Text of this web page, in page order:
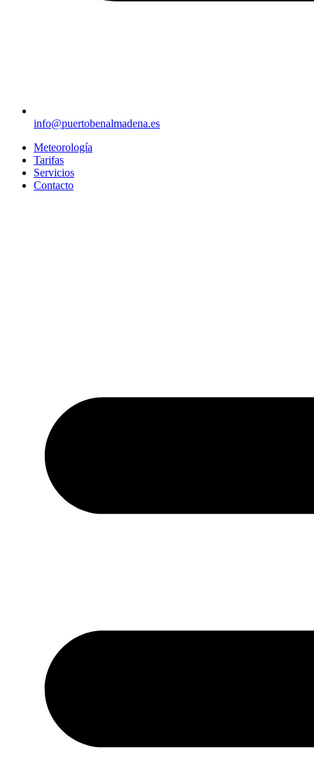
info@puertobenalmadena.es
Meteorología
Tarifas
Servicios
Contacto